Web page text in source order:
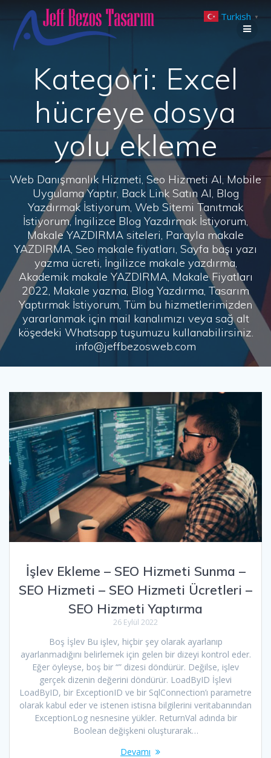
to
Kategori: Excel
hücreye dosya
yolu ekleme
Web Danışmanlık Hizmeti, Seo Hizmeti Al, Mobile
Uygulama Yaptır, Back Link Satın Al, Blog
Yazdırmak İstiyorum, Web Sitemi Tanıtmak
İstiyorum, İngilizce Blog Yazdırmak İstiyorum,
Makale YAZDIRMA siteleri, Parayla makale
YAZDIRMA, Seo makale fiyatları, Sayfa başı yazı
yazma ücreti, İngilizce makale yazdırma,
Akademik makale YAZDIRMA, Makale Fiyatları
2022, Makale yazma, Blog Yazdırma, Tasarım
Yaptırmak İstiyorum, Tüm bu hizmetlerimizden
yararlanmak için mail kanalımızı veya sağ alt
köşedeki Whatsapp tuşumuzu kullanabilirsiniz.
info@jeffbezosweb.com
İşlev Ekleme – SEO Hizmeti Sunma –
SEO Hizmeti – SEO Hizmeti Ücretleri –
SEO Hizmeti Yaptırma
26 Eylül 2022
Boş İşlev Bu işlev, hiçbir şey olarak ayarlanıp
ayarlanmadığını belirlemek için gelen bir dizeyi kontrol eder.
Eğer öyleyse, boş bir “” dizesi döndürür. Değilse, işlev
gerçek dizenin değerini döndürür. LoadByID İşlevi
LoadByID, bir ExceptionID ve bir SqlConnection’ı parametre
olarak kabul eder ve istenen istisna bilgilerini veritabanından
ExceptionLog nesnesine yükler. ReturnVal adında bir
Boolean değişkeni oluşturarak…
Devamı
Turkish ▼